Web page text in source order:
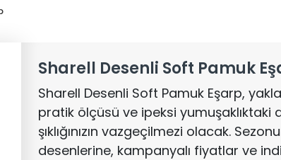
Sharell Desenli Soft Pamuk
Sharell Desenli Soft Pamuk Eşarp,
pratik ölçüsü ve ipeksi yumuşaklıktaki
şıklığınızın vazgeçilmezi olacak.
desenlerine, kampanyalı fiyatlar ve